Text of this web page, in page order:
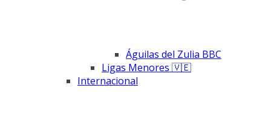
Águilas del Zulia BBC
Ligas Menores 🇻🇪
Internacional